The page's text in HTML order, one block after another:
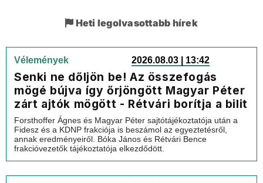
Heti legolvasottabb hírek
Vélemények 2026.08.03 | 13:42
Senki ne dőljön be! Az összefogás
mögé bújva így őrjöngött Magyar Péter
zárt ajtók mögött - Rétvári borítja a bilit
Forsthoffer Ágnes és Magyar Péter sajtótájékoztatója után a
Fidesz és a KDNP frakciója is beszámol az egyeztetésről,
annak eredményeiről. Bóka János és Rétvári Bence
frakcióvezetők tájékoztatója elkezdődött.